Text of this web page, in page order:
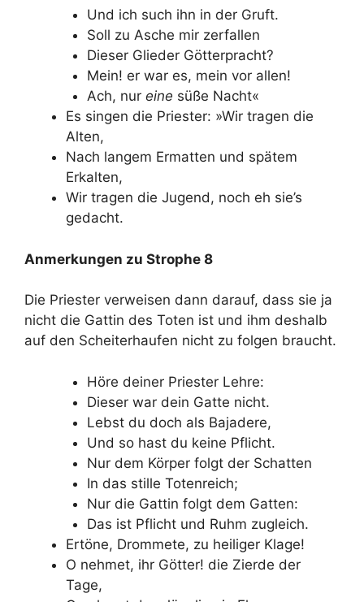
Und ich such ihn in der Gruft.
Soll zu Asche mir zerfallen
Dieser Glieder Götterpracht?
Mein! er war es, mein vor allen!
Ach, nur eine süße Nacht«
Es singen die Priester: »Wir tragen die
Alten,
Nach langem Ermatten und spätem
Erkalten,
Wir tragen die Jugend, noch eh sie’s
gedacht.
Anmerkungen zu Strophe 8
Die Priester verweisen dann darauf, dass sie ja
nicht die Gattin des Toten ist und ihm deshalb
auf den Scheiterhaufen nicht zu folgen braucht.
Höre deiner Priester Lehre:
Dieser war dein Gatte nicht.
Lebst du doch als Bajadere,
Und so hast du keine Pflicht.
Nur dem Körper folgt der Schatten
In das stille Totenreich;
Nur die Gattin folgt dem Gatten:
Das ist Pflicht und Ruhm zugleich.
Ertöne, Drommete, zu heiliger Klage!
O nehmet, ihr Götter! die Zierde der
Tage,